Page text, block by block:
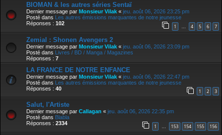
BIOMAN & les autres séries Sentaï
Dernier message par Monsieur Vilak « jeu. août 06, 2026 23:25 pm
Posté dans Les autres émissions marquantes de notre jeunesse
Réponses : 102 1 4 5 6 7
Zemial : Shonen Avengers 2
Dernier message par Monsieur Vilak « jeu. août 06, 2026 23:09 pm
Posté dans Livres / BD / Manga / Magazines
Réponses : 7
LA FRANCE DE NOTRE ENFANCE
Dernier message par Monsieur Vilak « jeu. août 06, 2026 22:47 pm
Posté dans Les autres émissions marquantes de notre jeunesse
Réponses : 40 1 2 3
Salut, l'Artiste
Dernier message par Callagan « jeu. août 06, 2026 22:35 pm
Posté dans Blabla
Réponses : 2334 1 … 153 154 155 156